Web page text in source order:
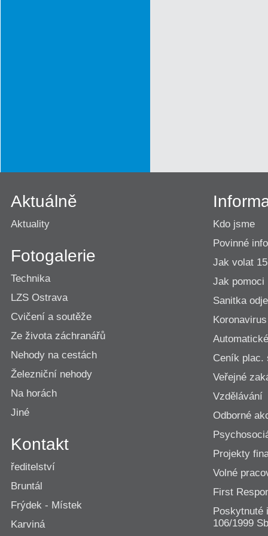
Aktuálně
Aktuality
Fotogalerie
Technika
LZS Ostrava
Cvičení a soutěže
Ze života záchranářů
Nehody na cestách
Železniční nehody
Na horách
Jiné
Kontakt
ředitelství
Bruntál
Frýdek - Místek
Karviná
Kdo jsme
Povinné
Jak volat
Jak pomoci
Sanitka
Koronavirus
Ceník plac.
Veřejné
Vzdělávání
Odborné
Projekty
Volné
First
Poskytnuté
106/1999